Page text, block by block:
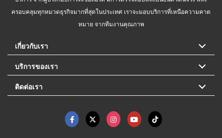
ครอบคลุมทุกหมวดธุรกิจมากที่สุดในประเทศ เราจะมอบบริการที่เหนือความคาด
หมาย จากทีมงานคุณภาพ
เกี่ยวกับเรา
บริการของเรา
ติดต่อเรา